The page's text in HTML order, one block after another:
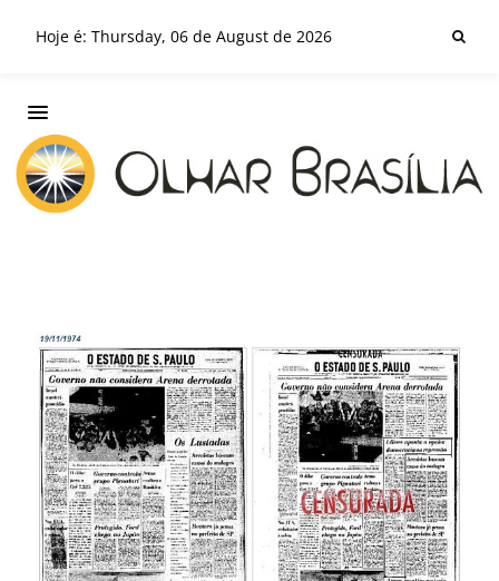
Hoje é: Thursday, 06 de August de 2026